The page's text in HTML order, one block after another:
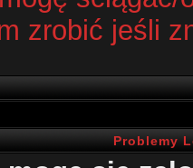
zrobić jeśli
Problemy